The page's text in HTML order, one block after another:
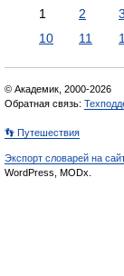
1 2 3
10
11
© Академик, 2000-2026
Обратная связь:
👣 Путешествия
Экспорт словарей на
WordPress, MODx.